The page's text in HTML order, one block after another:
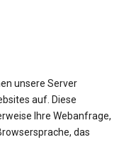
unsere Server
auf. Diese
Ihre Webanfrage,
das